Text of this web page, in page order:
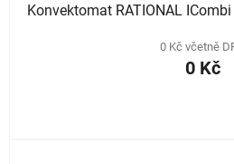
Konvektomat RATIONAL
0 Kč včetně
0 Kč